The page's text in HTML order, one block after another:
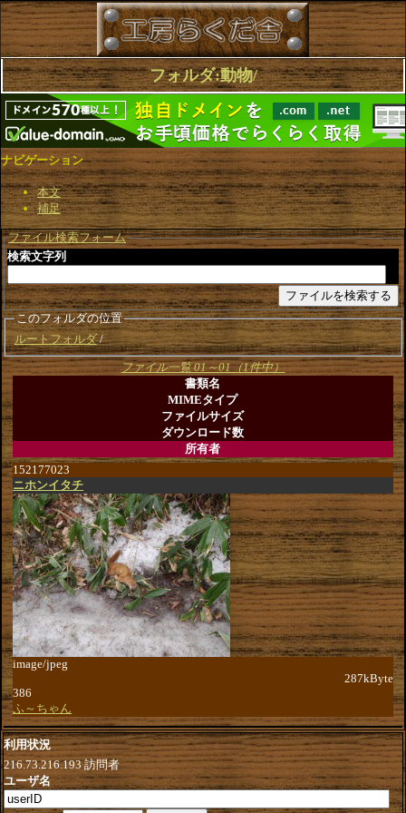
フォルダ:動物/
ナビゲーション
本文
補足
ファイル検索フォーム
検索文字列
このフォルダの位置
ルートフォルダ
ファイル一覧 01～01（1件中）
書類名
MIMEタイプ
ファイルサイズ
ダウンロード数
所有者
152177023
ニホンイタチ
image/jpeg
287kByte
386
ふ～ちゃん
利用状況
216.73.216.193訪問者
ユーザ名